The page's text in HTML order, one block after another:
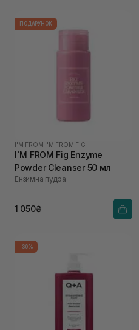
ПОДАРУНОК
I'M FROM I'M FROM FIG
I`M FROM Fig Enzyme
Powder Cleanser 50 мл
Ензимна пудра
1 050₴
-30%